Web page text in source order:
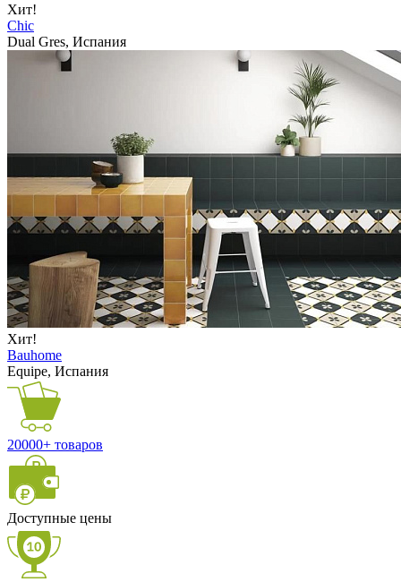
Хит!
Chic
Dual Gres, Испания
Хит!
Bauhome
Equipe, Испания
20000+ товаров
Доступные цены